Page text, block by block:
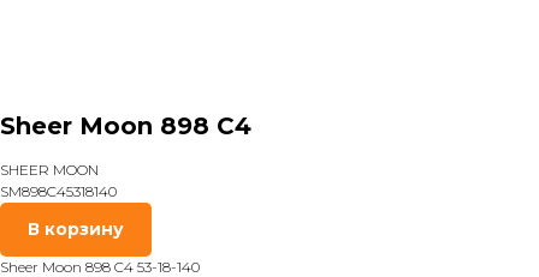
Sheer Moon 898 C4
SHEER MOON
SM898C45318140
В корзину
Sheer Moon 898 C4 53-18-140